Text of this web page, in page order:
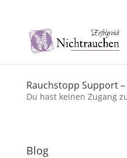
Rauchstopp Support –
Du hast keinen Zugang
Blog